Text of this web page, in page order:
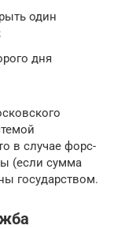
один
дня
в случае форс-
(если сумма
государством.